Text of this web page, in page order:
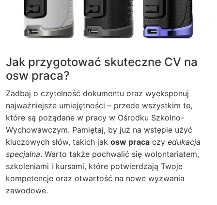
Jak przygotować skuteczne CV na
osw praca?
Zadbaj o czytelność dokumentu oraz wyeksponuj
najważniejsze umiejętności – przede wszystkim te,
które są pożądane w pracy w Ośrodku Szkolno-
Wychowawczym. Pamiętaj, by już na wstępie użyć
kluczowych słów, takich jak osw praca czy edukacja
specjalna. Warto także pochwalić się wolontariatem,
szkoleniami i kursami, które potwierdzają Twoje
kompetencje oraz otwartość na nowe wyzwania
zawodowe.